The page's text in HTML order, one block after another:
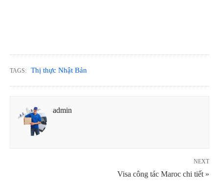
TAGS: Thị thực Nhật Bản
admin
NEXT
Visa công tác Maroc chi tiết »